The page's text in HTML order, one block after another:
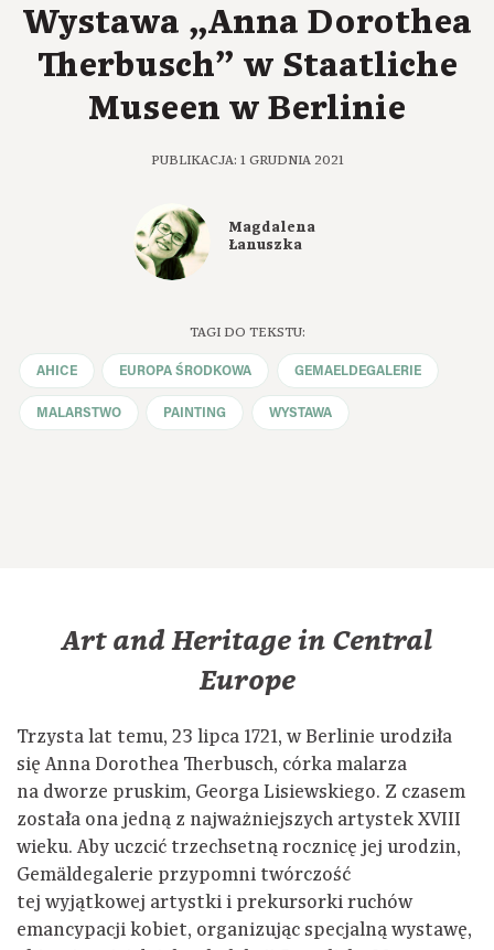
Wystawa „Anna Dorothea
Therbusch” w Staatliche
Museen w Berlinie
PUBLIKACJA: 1 GRUDNIA 2021
Magdalena
Łanuszka
TAGI DO TEKSTU:
AHICE EUROPA ŚRODKOWA GEMAELDEGALERIE
MALARSTWO PAINTING WYSTAWA
Art and Heritage in Central
Europe
Trzysta lat temu, 23 lipca 1721, w Berlinie urodziła
się Anna Dorothea Therbusch, córka malarza
na dworze pruskim, Georga Lisiewskiego. Z czasem
została ona jedną z najważniejszych artystek XVIII
wieku. Aby uczcić trzechsetną rocznicę jej urodzin,
Gemäldegalerie przypomni twórczość
tej wyjątkowej artystki i prekursorki ruchów
emancypacji kobiet, organizując specjalną wystawę,